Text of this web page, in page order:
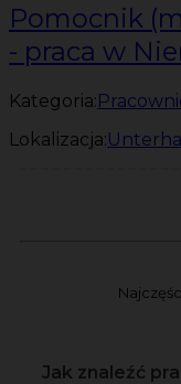
Pomocnik
- praca w
Kategoria:
Lokalizacja:
Jak znaleźć